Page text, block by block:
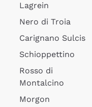
Lagrein
Nero di Troia
Carignano Sulcis
Schioppettino
Rosso di
Montalcino
Morgon